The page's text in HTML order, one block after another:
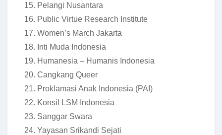
Pelangi Nusantara
Public Virtue Research Institute
Women’s March Jakarta
Inti Muda Indonesia
Humanesia – Humanis Indonesia
Cangkang Queer
Proklamasi Anak Indonesia (PAI)
Konsil LSM Indonesia
Sanggar Swara
Yayasan Srikandi Sejati